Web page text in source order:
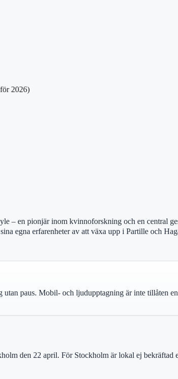
2026)
– en pionjär inom kvinnoforskning och en central
egna erfarenheter av att växa upp i Partille och
paus. Mobil- och ljudupptagning är inte tillåten
den 22 april. För Stockholm är lokal ej